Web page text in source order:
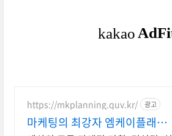
https://mkplanning.quv.kr/ 광고
마케팅의 최강자 엠케이플래닝